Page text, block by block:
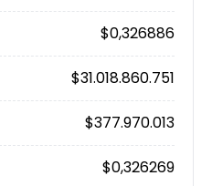
$0,326886
$31.018.860.751
$377.970.013
$0,326269